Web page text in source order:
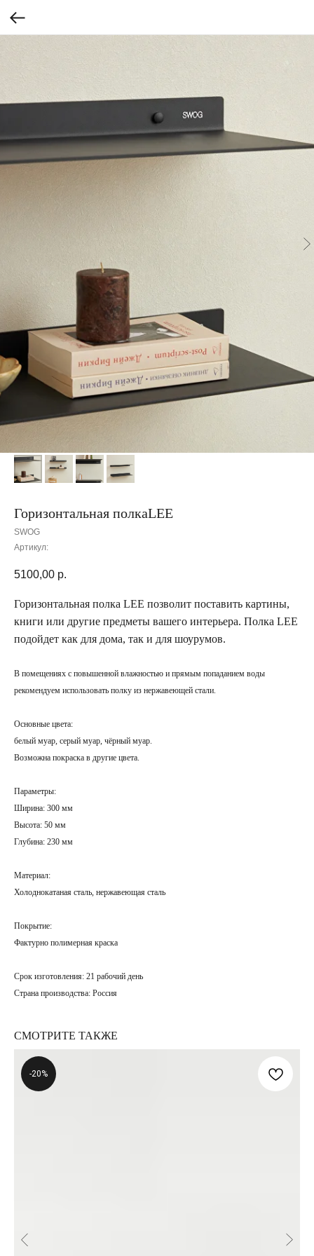
Горизонтальная полкаLEE
SWOG
Артикул:
5100,00 р.
Горизонтальная полка LEE позволит поставить картины,
книги или другие предметы вашего интерьера. Полка LEE
подойдет как для дома, так и для шоурумов.
В помещениях с повышенной влажностью и прямым попаданием воды
рекомендуем использовать полку из нержавеющей стали.
Основные цвета:
белый муар, серый муар, чёрный муар.
Возможна покраска в другие цвета.
Параметры:
Ширина: 300 мм
Высота: 50 мм
Глубина: 230 мм
Материал:
Холоднокатаная сталь, нержавеющая сталь
Покрытие:
Фактурно полимерная краска
Срок изготовления: 21 рабочий день
Страна производства: Россия
СМОТРИТЕ ТАКЖЕ
-20%